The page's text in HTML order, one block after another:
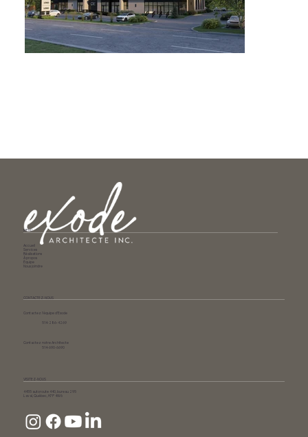
MENU
Accueil
Services
Réalisations
À propos
Équipe
Nous joindre
CONTACTEZ-NOUS
Contactez l’équipe d’Exode
514-286-4269
Contactez notre Architecte
514-690-6690
VISITEZ-NOUS
4455 autoroute 440, bureau 295
Laval, Québec, H7P 4W6